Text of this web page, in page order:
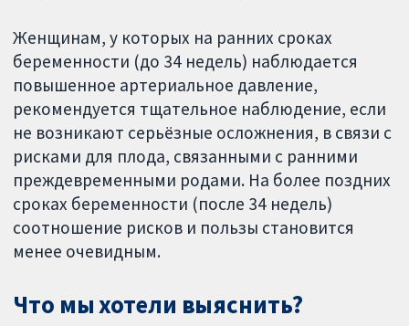
Женщинам, у которых на ранних сроках
беременности (до 34 недель) наблюдается
повышенное артериальное давление,
рекомендуется тщательное наблюдение, если
не возникают серьёзные осложнения, в связи с
рисками для плода, связанными с ранними
преждевременными родами. На более поздних
сроках беременности (после 34 недель)
соотношение рисков и пользы становится
менее очевидным.
Что мы хотели выяснить?